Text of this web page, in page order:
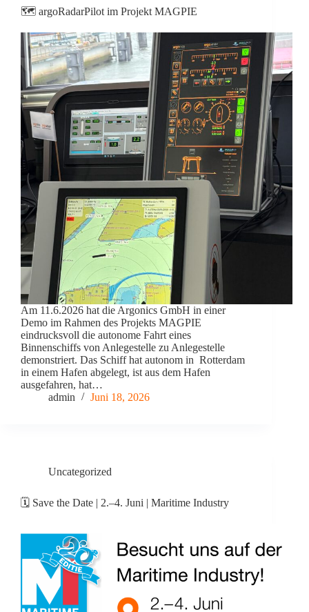
🗺️ argoRadarPilot im Projekt MAGPIE
Am 11.6.2026 hat die Argonics GmbH in einer
Demo im Rahmen des Projekts MAGPIE
eindrucksvoll die autonome Fahrt eines
Binnenschiffs von Anlegestelle zu Anlegestelle
demonstriert. Das Schiff hat autonom in Rotterdam
in einem Hafen abgelegt, ist aus dem Hafen
ausgefahren, hat…
admin
Juni 18, 2026
Uncategorized
🗓️ Save the Date | 2.–4. Juni | Maritime Industry